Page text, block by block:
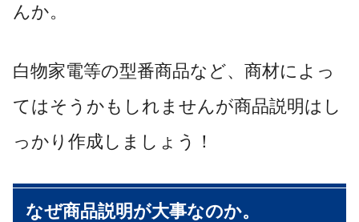
んか。
白物家電等の型番商品など、商材によっ
てはそうかもしれませんが商品説明はし
っかり作成しましょう！
なぜ商品説明が大事なのか。